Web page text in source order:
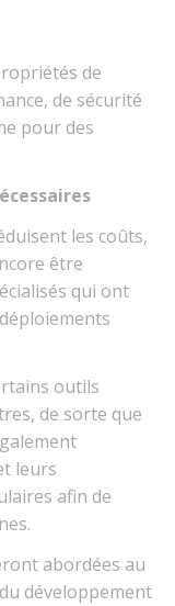
de
de sécurité
pour des
les coûts,
être
qui ont
outils
de sorte que
leurs
afin de
abordées au
développement